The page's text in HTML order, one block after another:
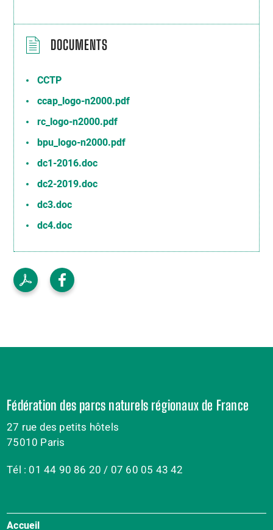
DOCUMENTS
CCTP
ccap_logo-n2000.pdf
rc_logo-n2000.pdf
bpu_logo-n2000.pdf
dc1-2016.doc
dc2-2019.doc
dc3.doc
dc4.doc
Fédération des parcs naturels régionaux de France
27 rue des petits hôtels
75010 Paris
Tél : 01 44 90 86 20 / 07 60 05 43 42
Accueil